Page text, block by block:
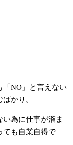
「NO」と言えない
かり。
い為に仕事が溜ま
ても自業自得で